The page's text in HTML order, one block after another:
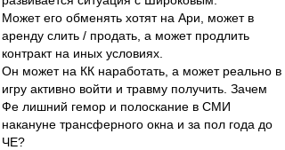
Может его обменять хотят на Ари, может в
аренду слить / продать, а может продлить
контракт на иных условиях.
Он может на КК наработать, а может реально в
игру активно войти и травму получить. Зачем
Фе лишний гемор и полоскание в СМИ
накануне трансферного окна и за пол года до
ЧЕ?